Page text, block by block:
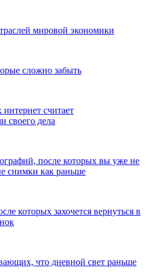
мировой экономики
сложно забыть
считает
своего дела
после которых вы уже не
снимки как раньше
которых захочется вернуться в
что дневной свет раньше